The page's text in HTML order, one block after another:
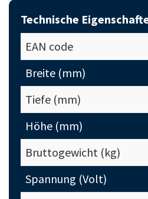
Technische
EAN code
Breite (mm)
Tiefe (mm)
Höhe (mm)
Bruttogewicht (kg)
Spannung (Volt)